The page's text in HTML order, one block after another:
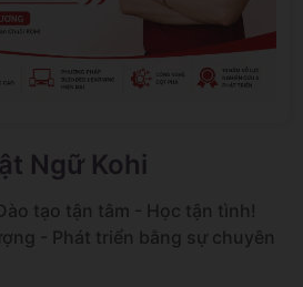
Ngữ Kohi
Đào tạo tận tâm - Học tận tình!
- Phát triển bằng sự chuyên